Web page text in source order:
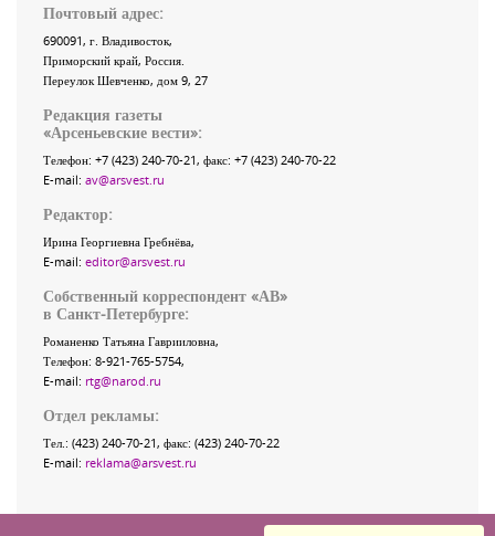
Почтовый адрес:
690091, г. Владивосток,
Приморский край, Россия
Переулок Шевченко, дом 9, 27
Редакция газеты
«Арсеньевские вести»:
Телефон: +7 (423) 240-70-21, факс: +7 (423) 240-70-22
E-mail: av@arsvest.ru
Редактор:
Ирина Георгиевна Гребнёва,
E-mail: editor@arsvest.ru
Собственный корреспондент «АВ»
в Санкт-Петербурге:
Романенко Татьяна Гаврииловна,
Телефон: 8-921-765-5754,
E-mail: rtg@narod.ru
Отдел рекламы:
Тел.: (423) 240-70-21, факс: (423) 240-70-22
E-mail: reklama@arsvest.ru